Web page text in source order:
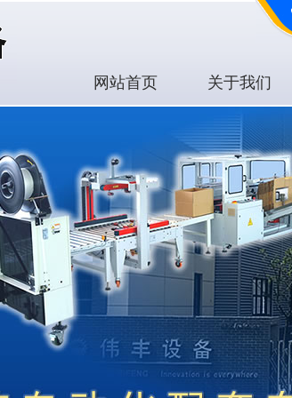
网站首页 关于我们